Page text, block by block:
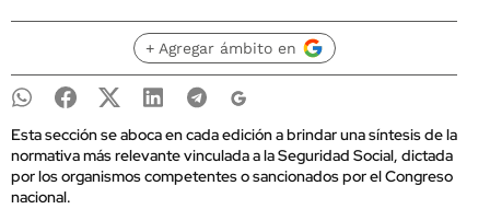
+ Agregar ámbito en
Esta sección se aboca en cada edición a brindar una síntesis de la
normativa más relevante vinculada a la Seguridad Social, dictada
por los organismos competentes o sancionados por el Congreso
nacional.